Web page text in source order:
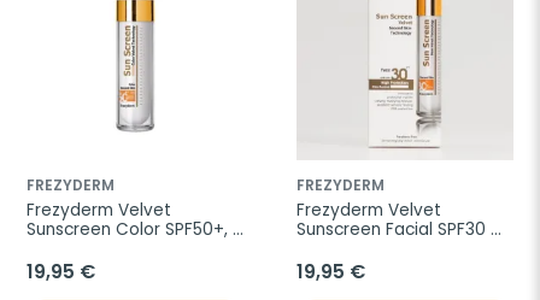
FREZYDERM
Frezyderm Velvet
Sunscreen Color SPF50+,
19,95 €
FREZYDERM
Frezyderm Velvet
Sunscreen Facial SPF30
19,95 €